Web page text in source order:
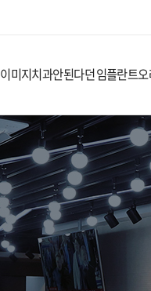
이미지치과안된다던 임플란트